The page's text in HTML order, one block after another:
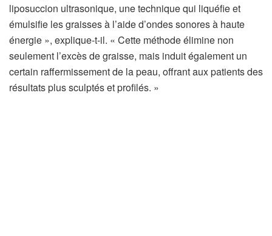
liposuccion ultrasonique, une technique qui liquéfie et
émulsifie les graisses à l’aide d’ondes sonores à haute
énergie », explique-t-il. « Cette méthode élimine non
seulement l’excès de graisse, mais induit également un
certain raffermissement de la peau, offrant aux patients des
résultats plus sculptés et profilés. »